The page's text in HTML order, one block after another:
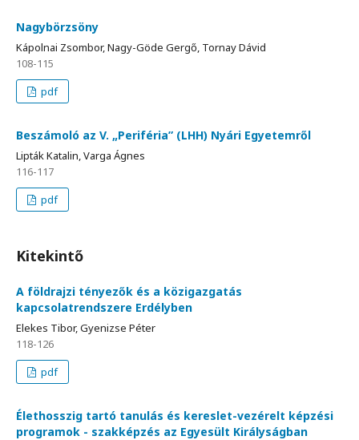
Nagybörzsöny
Kápolnai Zsombor, Nagy-Göde Gergő, Tornay Dávid
108-115
pdf
Beszámoló az V. „Periféria” (LHH) Nyári Egyetemről
Lipták Katalin, Varga Ágnes
116-117
pdf
Kitekintő
A földrajzi tényezők és a közigazgatás
kapcsolatrendszere Erdélyben
Elekes Tibor, Gyenizse Péter
118-126
pdf
Élethosszig tartó tanulás és kereslet-vezérelt képzési
programok - szakképzés az Egyesült Királyságban